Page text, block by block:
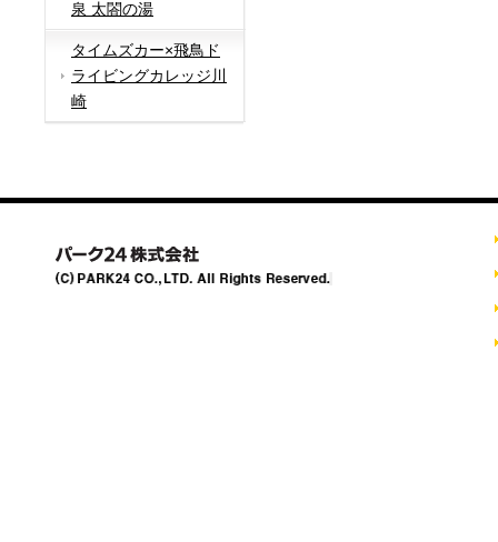
泉 太閤の湯
タイムズカー×飛鳥ド
ライビングカレッジ川
崎